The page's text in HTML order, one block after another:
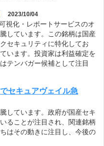
2023/10/04
視化・レポートサービスのオ
しています。この銘柄は国産
セキュリティに特化してお
います。投資家は利益確定を
テンバガー候補として注目
セキュアヴェイル急
しています。政府が国産セキ
ることが注目され、関連銘柄
はその動きに注目し、今後の